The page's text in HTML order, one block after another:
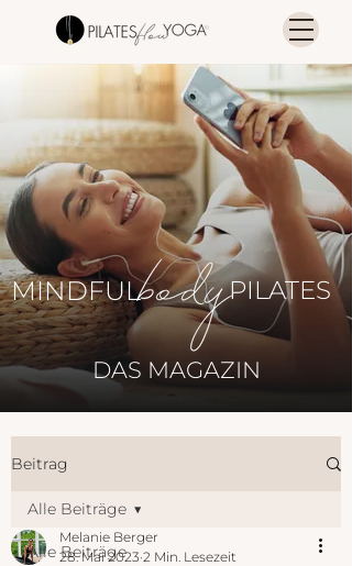
MINDFUL PILATES
DAS MAGAZIN
Beitrag
Alle Beiträge
Alle Beiträge
Melanie Berger
28. Mai 2023 2 Min. Lesezeit